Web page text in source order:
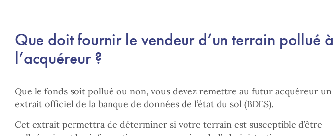
Que doit fournir le vendeur d’un terrain pollué à
l’acquéreur ?
Que le fonds soit pollué ou non, vous devez remettre au futur acquéreur un
extrait officiel de la banque de données de l’état du sol (BDES).
Cet extrait permettra de déterminer si votre terrain est susceptible d’être